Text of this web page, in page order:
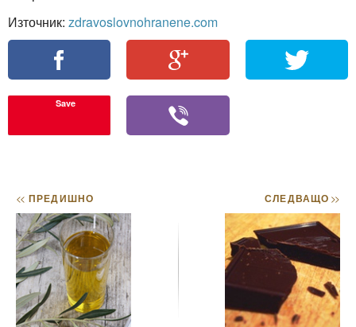
Източник: zdravoslovnohranene.com
Save
<< ПРЕДИШНО СЛЕДВАЩО>>